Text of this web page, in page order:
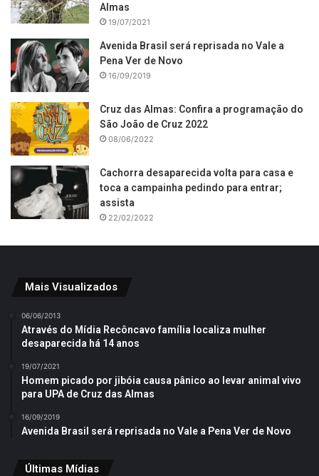
Almas
19/07/2021
Avenida Brasil será reprisada no Vale a
Pena Ver de Novo
16/09/2019
Cruz das Almas: Confira a programação do
São João de Cruz 2022
08/06/2022
Cachorra desaparecida volta para casa e
toca a campainha pedindo para entrar;
assista
22/02/2022
Mais Visualizados
06/06/2013
Através do Mídia Recôncavo família localiza mulher
desaparecida há 14 anos
19/07/2021
Homem picado por jibóia causa pânico ao levar animal vivo
para UPA de Cruz das Almas
16/09/2019
Avenida Brasil será reprisada no Vale a Pena Ver de Novo
Últimas Mídias